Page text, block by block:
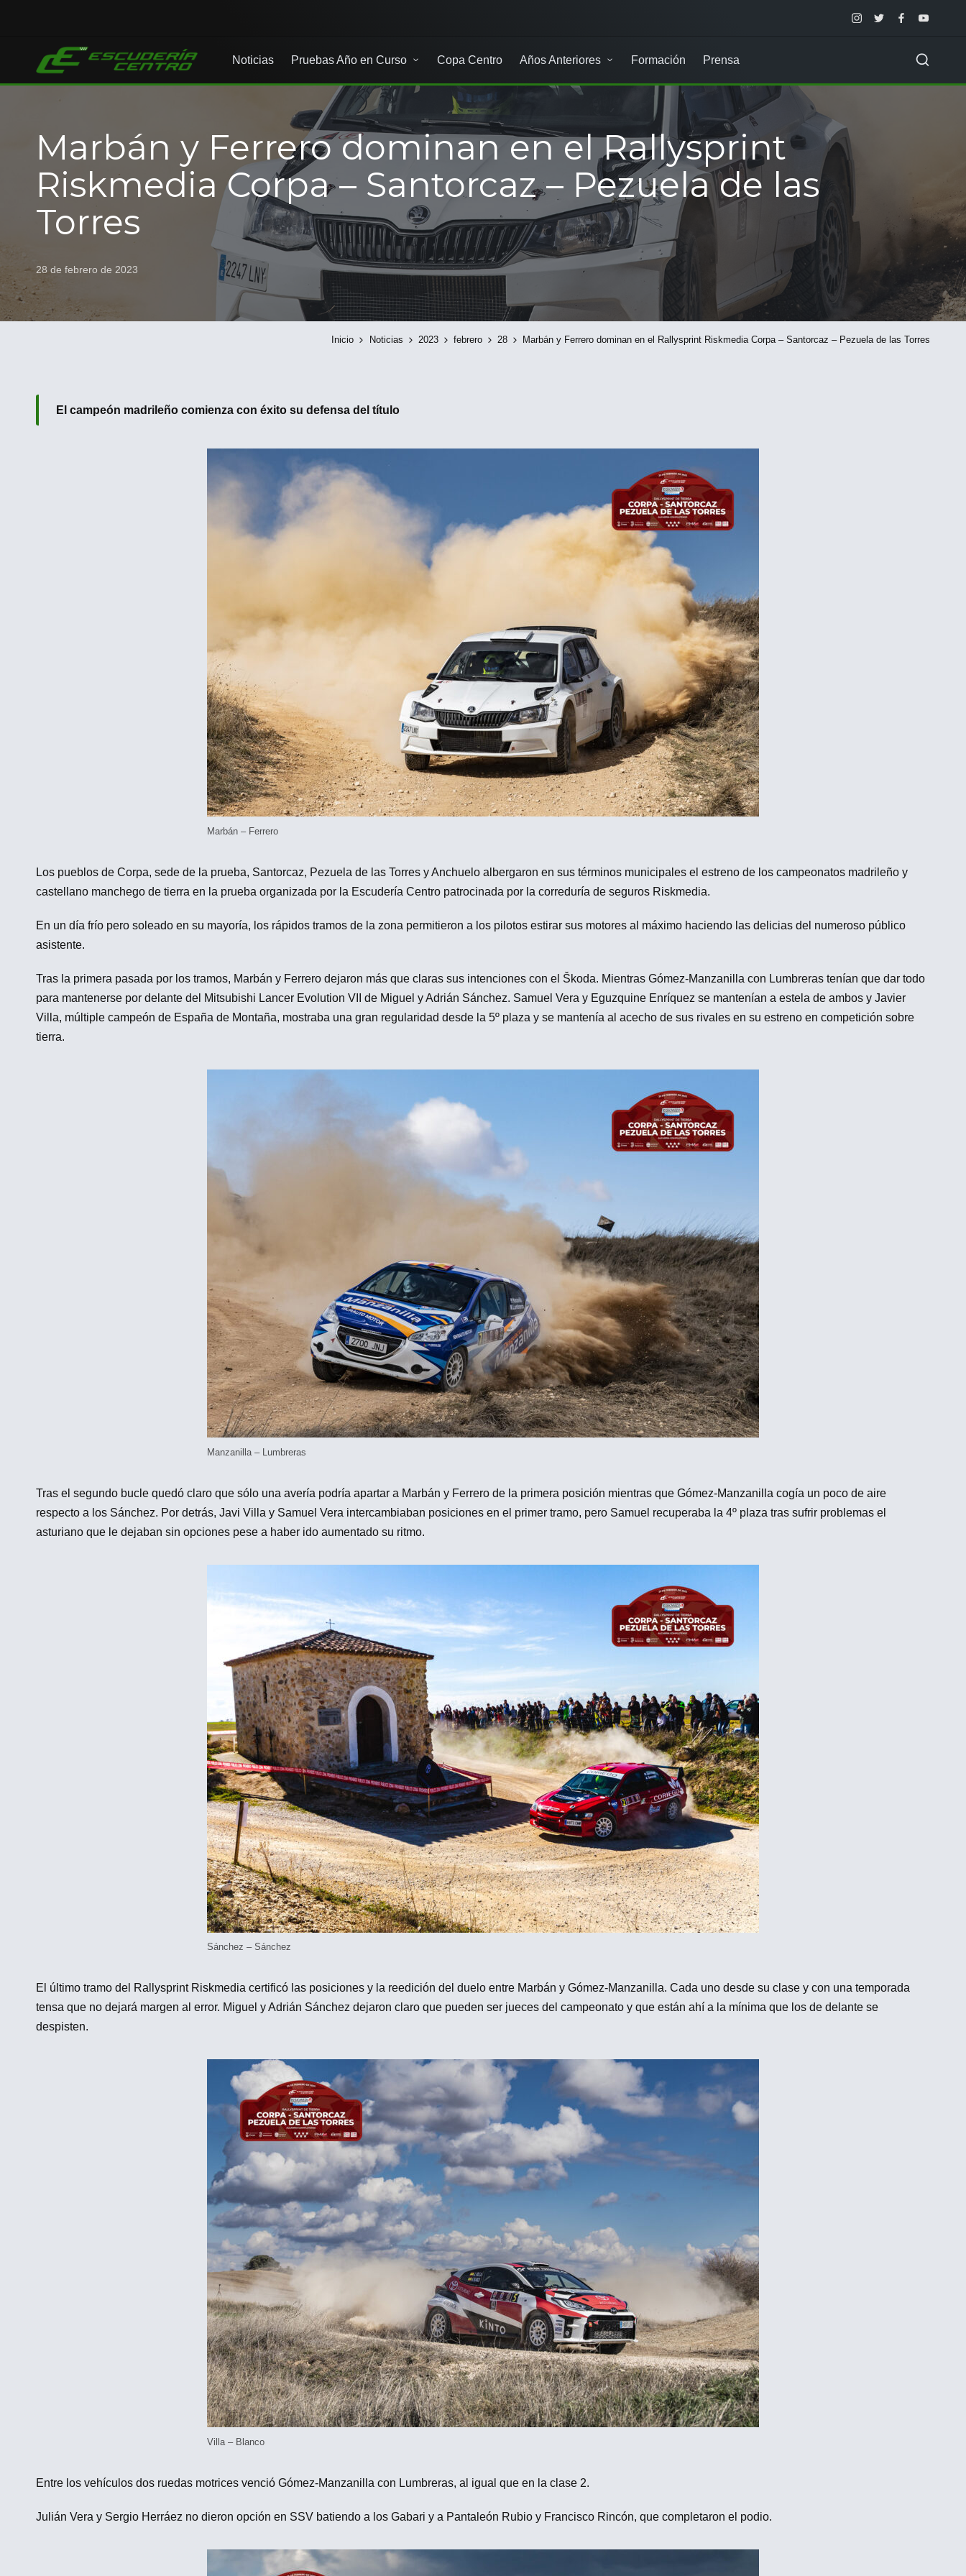
Instagram
TwitterFacebookYoutube
Noticias Pruebas Año en Curso Copa Centro Años Anteriores Formación Prensa
Marbán y Ferrero dominan en el Rallysprint
Riskmedia Corpa – Santorcaz – Pezuela de las
Torres
28 de febrero de 2023
Inicio Noticias 2023 febrero 28 Marbán y Ferrero dominan en el Rallysprint Riskmedia Corpa – Santorcaz – Pezuela de las Torres
El campeón madrileño comienza con éxito su defensa del título
Marbán – Ferrero
Los pueblos de Corpa, sede de la prueba, Santorcaz, Pezuela de las Torres y Anchuelo albergaron en sus términos municipales el estreno de los campeonatos madrileño y
castellano manchego de tierra en la prueba organizada por la Escudería Centro patrocinada por la correduría de seguros Riskmedia.
En un día frío pero soleado en su mayoría, los rápidos tramos de la zona permitieron a los pilotos estirar sus motores al máximo haciendo las delicias del numeroso público
asistente.
Tras la primera pasada por los tramos, Marbán y Ferrero dejaron más que claras sus intenciones con el Škoda. Mientras Gómez-Manzanilla con Lumbreras tenían que dar todo
para mantenerse por delante del Mitsubishi Lancer Evolution VII de Miguel y Adrián Sánchez. Samuel Vera y Eguzquine Enríquez se mantenían a estela de ambos y Javier
Villa, múltiple campeón de España de Montaña, mostraba una gran regularidad desde la 5º plaza y se mantenía al acecho de sus rivales en su estreno en competición sobre
tierra.
Manzanilla – Lumbreras
Tras el segundo bucle quedó claro que sólo una avería podría apartar a Marbán y Ferrero de la primera posición mientras que Gómez-Manzanilla cogía un poco de aire
respecto a los Sánchez. Por detrás, Javi Villa y Samuel Vera intercambiaban posiciones en el primer tramo, pero Samuel recuperaba la 4º plaza tras sufrir problemas el
asturiano que le dejaban sin opciones pese a haber ido aumentado su ritmo.
Sánchez – Sánchez
El último tramo del Rallysprint Riskmedia certificó las posiciones y la reedición del duelo entre Marbán y Gómez-Manzanilla. Cada uno desde su clase y con una temporada
tensa que no dejará margen al error. Miguel y Adrián Sánchez dejaron claro que pueden ser jueces del campeonato y que están ahí a la mínima que los de delante se
despisten.
Villa – Blanco
Entre los vehículos dos ruedas motrices venció Gómez-Manzanilla con Lumbreras, al igual que en la clase 2.
Julián Vera y Sergio Herráez no dieron opción en SSV batiendo a los Gabari y a Pantaleón Rubio y Francisco Rincón, que completaron el podio.